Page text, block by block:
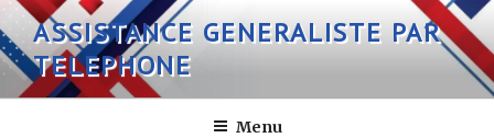
Aller
au
contenu
principal
ASSISTANCE GENERALISTE PAR
TELEPHONE
Menu